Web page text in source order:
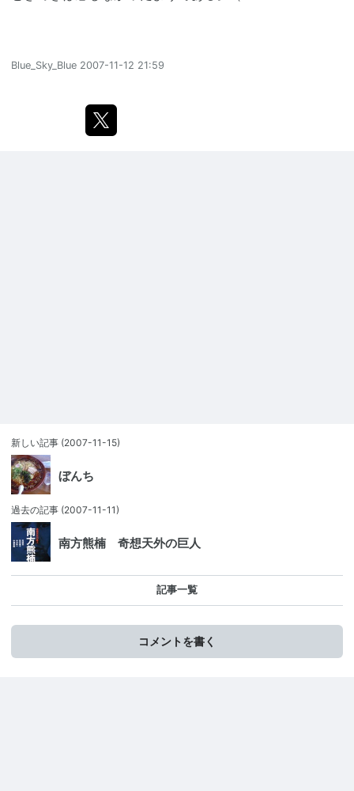
Blue_Sky_Blue 2007-11-12 21:59
新しい記事 (2007-11-15)
ぼんち
過去の記事 (2007-11-11)
南方熊楠 奇想天外の巨人
記事一覧
コメントを書く